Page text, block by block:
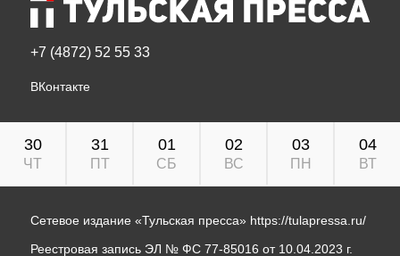
+7 (4872) 52 55 33
ВКонтакте
30
ЧТ
31
ПТ
01
СБ
02
ВС
03
ПН
04
ВТ
Сетевое издание «Тульская пресса» https://tulapressa.ru/
Реестровая запись ЭЛ № ФС 77-85016 от 10.04.2023 г.